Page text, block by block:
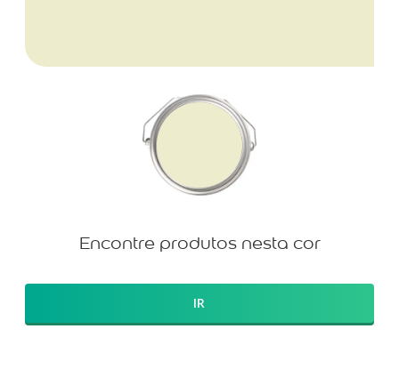
Encontre produtos nesta cor
IR